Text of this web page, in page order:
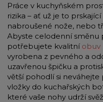
Práce v kuchyňském
rizika – ať už je to
nabroušené nože, nebo
Abyste celodenní směnu
potřebujete kvalitní obuv
vyrobena z pevného a
uzavřenou špičku a
větší pohodlí si
vložky do kuchařských
které vaše nohy udrží